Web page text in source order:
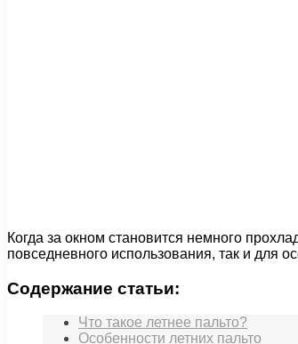
Когда за окном становится немного
повседневного использования, так и для
Содержание статьи:
Что такое летнее пальто?
Особенности летних пальто